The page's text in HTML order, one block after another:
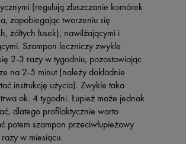
(regulują złuszczanie komórek
zapobiegając tworzeniu się
żółtych łusek), nawilżającymi i
Szampon leczniczy zwykle
2-3 razy w tygodniu, pozostawiając
na 2-5 minut (należy dokładnie
instrukcję użycia). Zwykle taka
ok. 4 tygodni. Łupież może jednak
dlatego profilaktycznie warto
potem szampon przeciwłupieżowy
w miesiącu.